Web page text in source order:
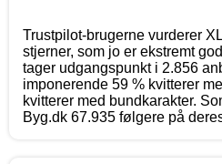
Trustpilot-brugerne vurderer
stjerner, som jo er ekstremt
tager udgangspunkt i 2.856
imponerende 59 % kvitterer
kvitterer med bundkarakter.
Byg.dk 67.935 følgere på